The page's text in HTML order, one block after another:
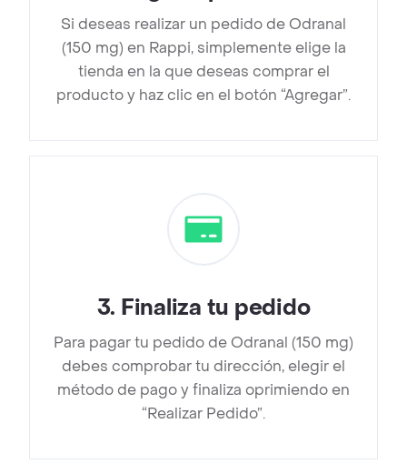
Si deseas realizar un pedido de Odranal
(150 mg) en Rappi, simplemente elige la
tienda en la que deseas comprar el
producto y haz clic en el botón “Agregar”.
3. Finaliza tu pedido
Para pagar tu pedido de Odranal (150 mg)
debes comprobar tu dirección, elegir el
método de pago y finaliza oprimiendo en
“Realizar Pedido”.